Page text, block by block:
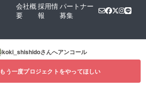
会社概
要
採用情
報
パートナー
募集
koki_shishidoさんへアンコール
もう一度プロジェクトをやってほしい